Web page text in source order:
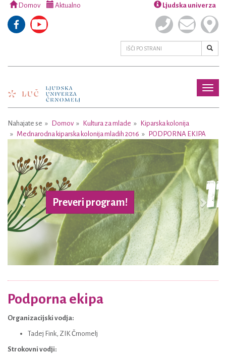
Domov Aktualno Ljudska univerza
Nahajate se Domov Kultura za mlade
Kiparska kolonija
Mednarodna kiparska kolonija mladih 2016
PODPORNA EKIPA
Preveri program!
Previous Next
Podporna ekipa
Organizacijski vodja:
Tadej Fink, ZIK Črnomelj
Strokovni vodji: